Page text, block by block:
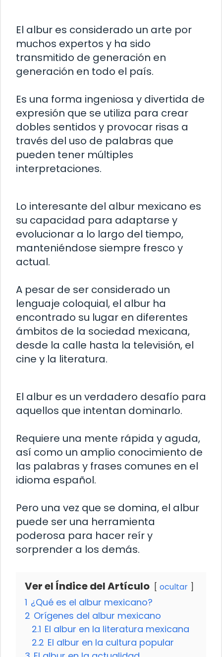
El albur es considerado un arte por
muchos expertos y ha sido
transmitido de generación en
generación en todo el país.
Es una forma ingeniosa y divertida de
expresión que se utiliza para crear
dobles sentidos y provocar risas a
través del uso de palabras que
pueden tener múltiples
interpretaciones.
Lo interesante del albur mexicano es
su capacidad para adaptarse y
evolucionar a lo largo del tiempo,
manteniéndose siempre fresco y
actual.
A pesar de ser considerado un
lenguaje coloquial, el albur ha
encontrado su lugar en diferentes
ámbitos de la sociedad mexicana,
desde la calle hasta la televisión, el
cine y la literatura.
El albur es un verdadero desafío para
aquellos que intentan dominarlo.
Requiere una mente rápida y aguda,
así como un amplio conocimiento de
las palabras y frases comunes en el
idioma español.
Pero una vez que se domina, el albur
puede ser una herramienta
poderosa para hacer reír y
sorprender a los demás.
Ver el Índice del Artículo ocultar
1 ¿Qué es el albur mexicano?
2 Orígenes del albur mexicano
2.1 El albur en la literatura mexicana
2.2 El albur en la cultura popular